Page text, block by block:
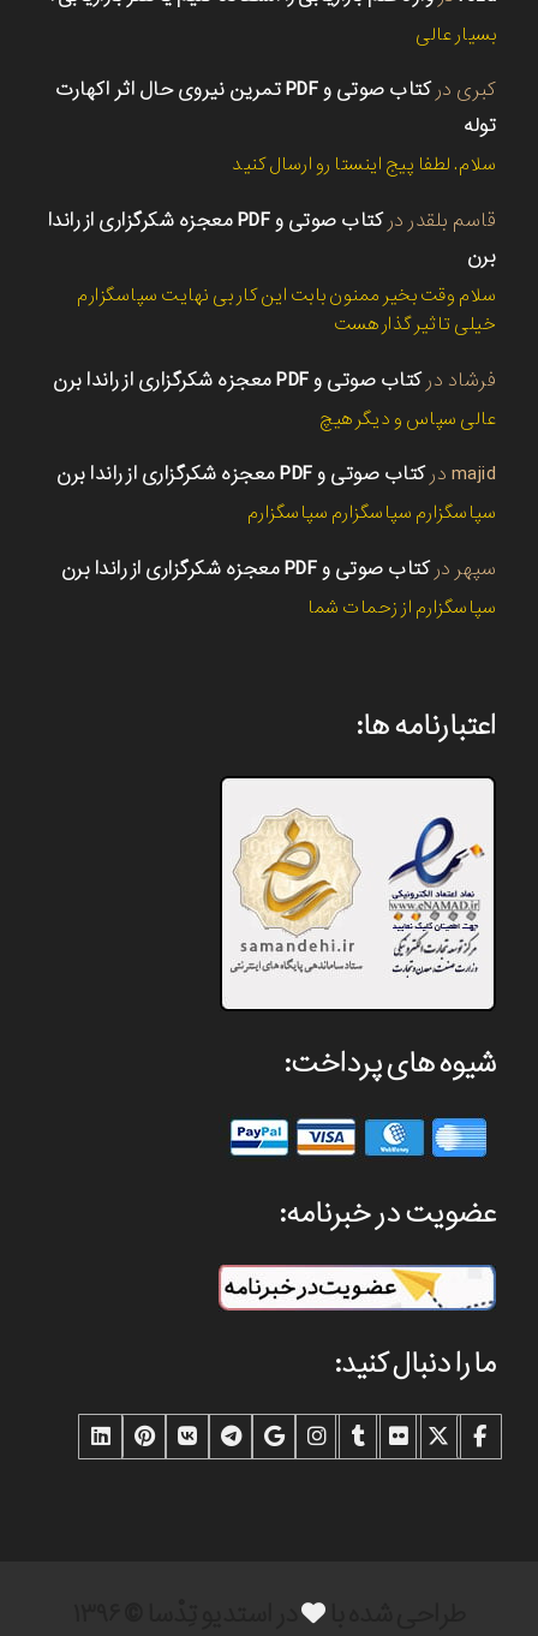
بسیار عالی
کبری در
کتاب صوتی و PDF تمرین نیروی حال اثر اکهارت
توله
سلام. لطفا پیج اینستا رو ارسال کنید
قاسم بلقدر در
کتاب صوتی و PDF معجزه شکرگزاری از راندا
برن
سلام وقت بخیر ممنون بابت این کار بی نهایت سپاسگزارم
خیلی تاثیر گذار هست
فرشاد درکتاب صوتی و PDF معجزه شکرگزاری از راندا برن
عالی سپاس و دیگر هیچ
majid درکتاب صوتی و PDF معجزه شکرگزاری از راندا برن
سپاسگزارم سپاسگزارم سپاسگزارم
سپهر درکتاب صوتی و PDF معجزه شکرگزاری از راندا برن
سپاسگزارم از زحمات شما
اعتبارنامه ها:
شیوه های پرداخت:
عضویت در خبرنامه:
ما را دنبال کنید:
طراحی شده با